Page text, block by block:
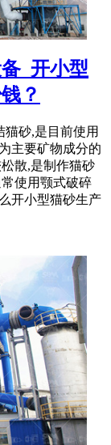
_开小型
？
猫砂,是目前使用
主要矿物成分的
散,是制作猫砂
使用颚式破碎
开小型猫砂生产